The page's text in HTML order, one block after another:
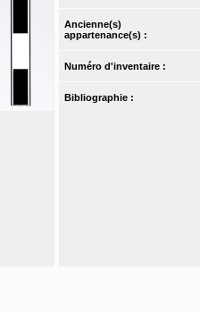
Ancienne(s)
appartenance(s) :
Numéro d'inventaire :
Bibliographie :